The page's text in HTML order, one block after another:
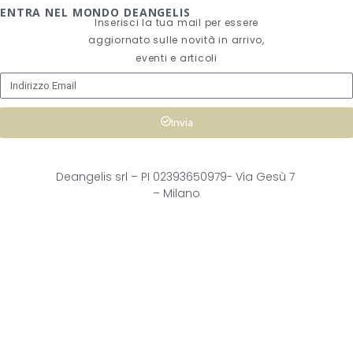
ENTRA NEL MONDO DEANGELIS
Inserisci la tua mail per essere
aggiornato sulle novità in arrivo,
eventi e articoli
Invia
Deangelis srl – PI 02393650979- Via Gesù 7
– Milano